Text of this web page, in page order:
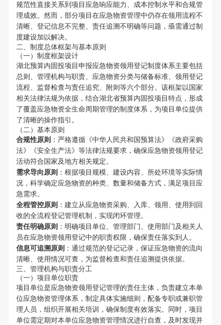
规范性直接关系到项目应急响应能力、成本控制水平和合规管
理成效。然而，部分项目在应急物资管理中仍存在领用流程不
清晰、登记信息不完整、责任追溯不明确等问题，亟需通过制
度建设加以解决。
二、制度总体框架与基本原则
（一）制度框架设计
湖北预算内固投项目申报应急物资领用登记制度体系主要包括
总则、管理机构与职责、应急物资分类与储备标准、领用登记
流程、监督检查与责任追究、附则等六个部分。该框架以国家
相关法律法规为依据，结合湖北省预算内固投项目特点，形成
了覆盖应急物资全生命周期管理的制度体系，为项目单位提供
了清晰的操作指引。
（二）基本原则
合规性原则 ：严格遵循《中华人民共和国预算法》《政府采购
法》《安全生产法》等法律法规要求，确保应急物资领用登记
活动符合国家及地方相关规定。
需求导向原则 ：根据项目规模、建设内容、所处环境等实际情
况，科学确定应急物资的种类、数量和储备方式，满足项目应
急需求。
全程管控原则 ：建立从应急物资采购、入库、领用、使用到回
收的全流程登记管理机制，实现闭环管理。
责任明确原则 ：明确项目单位、管理部门、使用部门及相关人
员在应急物资领用登记中的职责权限，确保责任落实到人。
信息可追溯原则 ：通过规范的登记记录，保证应急物资的流向
清晰、使用情况可查，为监督检查和责任追溯提供依据。
三、管理机构与职责分工
（一）项目单位职责
项目单位是应急物资领用登记管理的责任主体，负责建立本单
位应急物资管理体系，制定具体实施细则，配备专职或兼职管
理人员，组织开展相关培训，确保制度有效落实。同时，项目
单位需定期对本单位应急物资管理情况进行自查，及时发现并